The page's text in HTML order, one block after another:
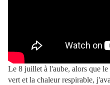
Le 8 juillet à l'aube, alors que
vert et la chaleur respirable,